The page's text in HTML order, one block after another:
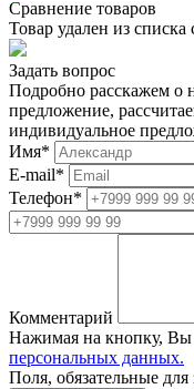
Сравнение товаров
Товар удален из списка
Задать вопрос
Подробно расскажем о
предложение,
индивидуальное
Имя*
E-mail*
Телефон*
Комментарий
Нажимая на кнопку, Вы
персональных данных.
Поля, обязательные